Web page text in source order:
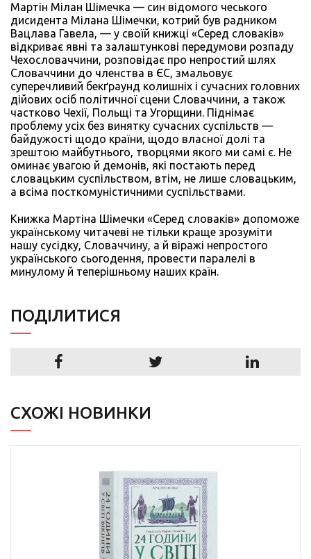
Мартін Мілан Шімечка — син відомого чеського
дисидента Мілана Шімечки, котрий був радником
Вацлава Гавела, — у своїй книжці «Серед словаків»
відкриває явні та залаштункові передумови розпаду
Чехословаччини, розповідає про непростий шлях
Словаччини до членства в ЄС, змальовує
суперечливий бекґраунд колишніх і сучасних головних
дійових осіб політичної сцени Словаччини, а також
частково Чехії, Польщі та Угорщини. Піднімає
проблему усіх без винятку сучасних суспільств —
байдужості щодо країни, щодо власної долі та
зрештою майбутнього, творцями якого ми самі є. Не
оминає увагою й демонів, які постають перед
словацьким суспільством, втім, не лише словацьким,
а всіма посткомуністичними суспільствами.
Книжка Мартіна Шімечки «Серед словаків» допоможе
українському читачеві не тільки краще зрозуміти
нашу сусідку, Словаччину, а й віражі непростого
українського сьогодення, провести паралелі в
минулому й теперішньому наших країн.
ПОДIЛИТИСЯ
СХОЖІ НОВИНКИ